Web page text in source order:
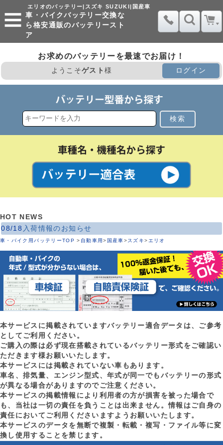
エリオのバッテリー|スズキ SUZUKI|国産車
車・バイクバッテリー交換な
ら格安通販のバッテリースト
ア
お求めのバッテリーを最速でお届け！
ようこそゲスト様 ログイン
検索
HOT NEWS
08/18 入荷情報のお知らせ
車・バイク用バッテリーTOP > 自動車用> 国産車>スズキ>エリオ
本サービスに掲載されていますバッテリー適合データは、ご参考
としてご利用ください。
ご購入の際は必ず現在搭載されているバッテリー形式をご確認い
ただきます様お願いいたします。
本サービスには掲載されていない車もあります。
車名、排気量、エンジン型式、年式が同一でもバッテリーの形式
が異なる場合がありますのでご注意ください。
本サービスの掲載情報により利用者の方が損害を被った場合で
も、当社は一切の責任を負うことは出来ません。情報はご自身の
責任においてご利用くださいますようお願いいたします。
本サービスのデータを無断で複製・転載・複写・ファイル等に変
換し使用することを禁じます。